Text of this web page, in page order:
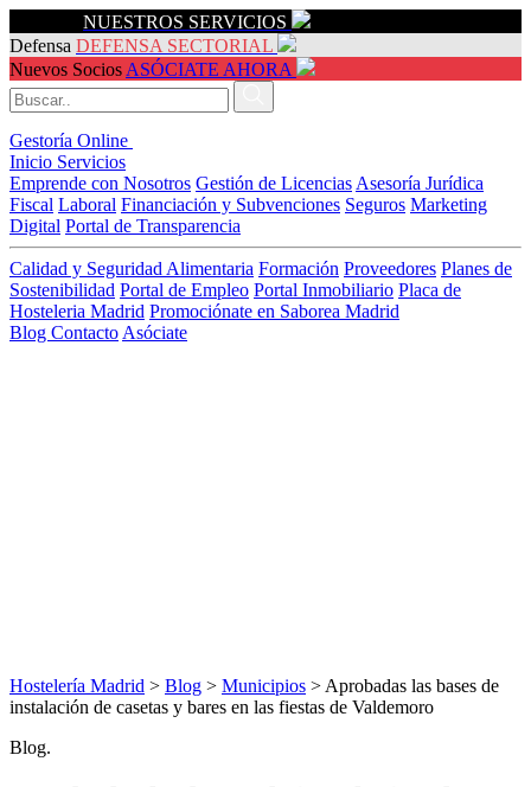
NUESTROS SERVICIOS
Defensa DEFENSA SECTORIAL
Nuevos Socios ASÓCIATE AHORA
Gestoría Online
Inicio Servicios
Emprende con Nosotros Gestión de Licencias Asesoría Jurídica
Fiscal Laboral Financiación y Subvenciones Seguros Marketing
Digital Portal de Transparencia
Calidad y Seguridad Alimentaria Formación Proveedores Planes de
Sostenibilidad Portal de Empleo Portal Inmobiliario Placa de
Hosteleria Madrid Promociónate en Saborea Madrid
Blog Contacto Asóciate
Hostelería Madrid > Blog > Municipios > Aprobadas las bases de
instalación de casetas y bares en las fiestas de Valdemoro
Blog.